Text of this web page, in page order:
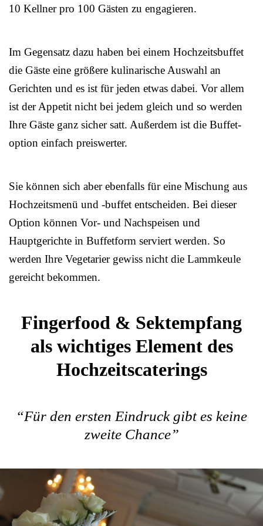
10 Kellner pro 100 Gästen zu engagieren.
Im Gegensatz dazu haben bei einem Hochzeitsbuffet
die Gäste eine größere kulinarische Auswahl an
Gerichten und es ist für jeden etwas dabei. Vor allem
ist der Appetit nicht bei jedem gleich und so werden
Ihre Gäste ganz sicher satt. Außerdem ist die Buffet-
option einfach preiswerter.
Sie können sich aber ebenfalls für eine Mischung aus
Hochzeitsmenü und -buffet entscheiden. Bei dieser
Option können Vor- und Nachspeisen und
Hauptgerichte in Buffetform serviert werden. So
werden Ihre Vegetarier gewiss nicht die Lammkeule
gereicht bekommen.
Fingerfood & Sektempfang
als wichtiges Element des
Hochzeitscaterings
“Für den ersten Eindruck gibt es keine
zweite Chance”